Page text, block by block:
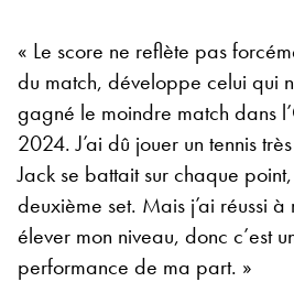
« Le score ne reflète pas
du match, développe celui qui
gagné le moindre match dans
2024. J’ai dû jouer un tennis
Jack se battait sur chaque
deuxième set. Mais j’ai réussi
élever mon niveau, donc c’est
performance de ma part. »